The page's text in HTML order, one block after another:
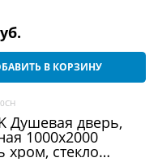
В КОРЗИНУ
Душевая дверь,
1000x2000
хром, стекло